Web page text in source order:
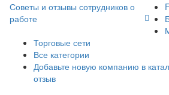
Советы и отзывы сотрудников о
работе
Торговые сети
Все категории
Добавьте новую компанию в
отзыв